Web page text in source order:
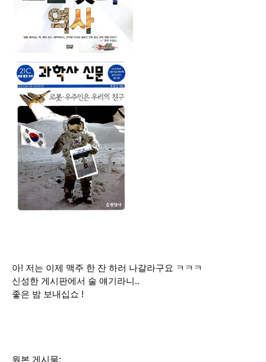
아! 저는 이제 맥주 한 잔 하러 나갈라구요 ㅋㅋㅋ
신성한 게시판에서 술 얘기라니..
좋은 밤 보내십쇼 !
원본 게시물: